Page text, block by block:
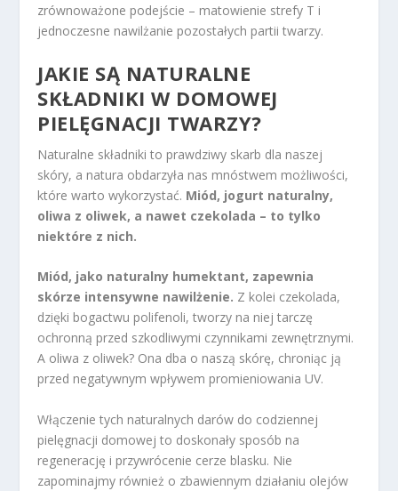
zrównoważone podejście – matowienie strefy T i
jednoczesne nawilżanie pozostałych partii twarzy.
JAKIE SĄ NATURALNE
SKŁADNIKI W DOMOWEJ
PIELĘGNACJI TWARZY?
Naturalne składniki to prawdziwy skarb dla naszej
skóry, a natura obdarzyła nas mnóstwem możliwości,
które warto wykorzystać. Miód, jogurt naturalny,
oliwa z oliwek, a nawet czekolada – to tylko
niektóre z nich.
Miód, jako naturalny humektant, zapewnia
skórze intensywne nawilżenie. Z kolei czekolada,
dzięki bogactwu polifenoli, tworzy na niej tarczę
ochronną przed szkodliwymi czynnikami zewnętrznymi.
A oliwa z oliwek? Ona dba o naszą skórę, chroniąc ją
przed negatywnym wpływem promieniowania UV.
Włączenie tych naturalnych darów do codziennej
pielęgnacji domowej to doskonały sposób na
regenerację i przywrócenie cerze blasku. Nie
zapominajmy również o zbawiennym działaniu olejów